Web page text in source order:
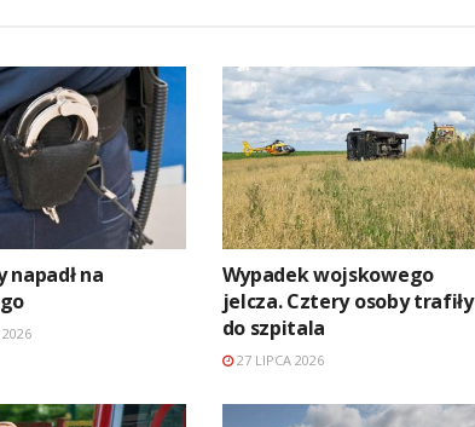
napadł na
Wypadek wojskowego
jelcza. Cztery osoby trafiły
do szpitala
27 LIPCA 2026